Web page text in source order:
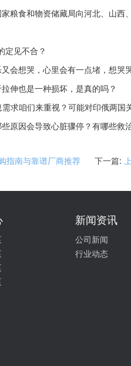
食和物资储藏局向河北、山西
见不合？
想哭，心里会有一点堵，想哭
伸也是一种损坏，是真的吗？
咱们来重视？可能对印俄两国
因会导致心脏骤停？有哪些救
指南与靠谱厂商推荐 下一篇:
新闻资讯
公司新闻
行业动态